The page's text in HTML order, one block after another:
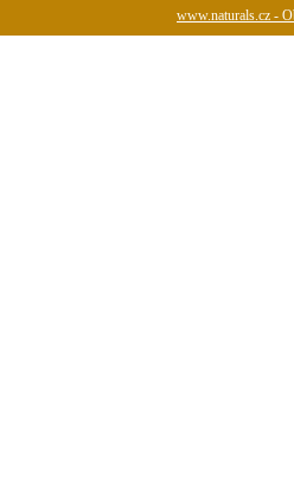
www.naturals.cz -